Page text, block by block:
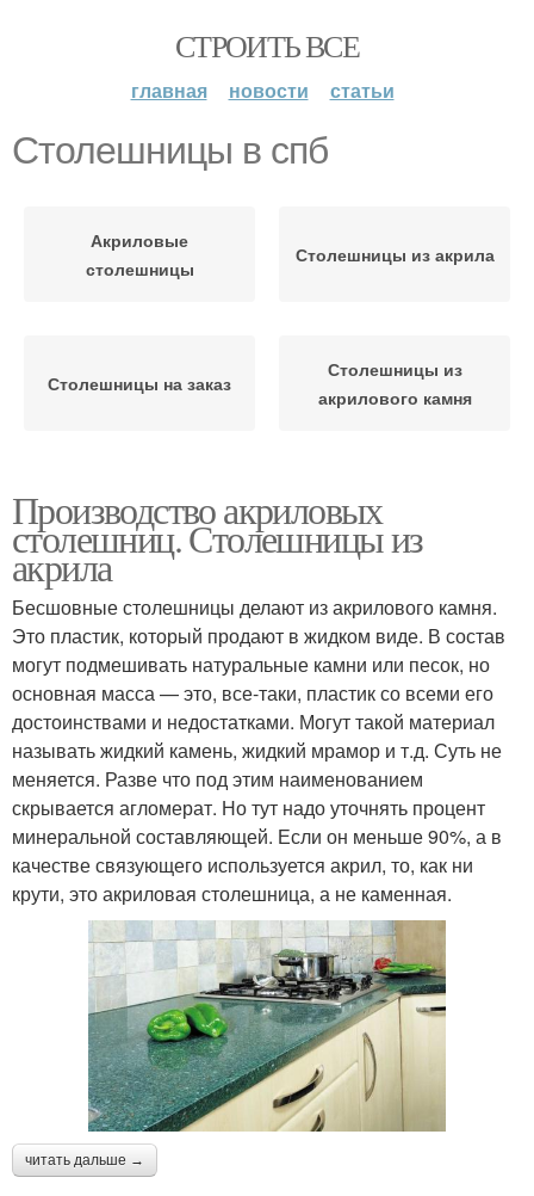
СТРОИТЬ ВСЕ
главная новости статьи
Столешницы в спб
Акриловые
столешницы
Столешницы из акрила
Столешницы на заказ
Столешницы из
акрилового камня
Производство акриловых
столешниц. Столешницы из
акрила
Бесшовные столешницы делают из акрилового камня.
Это пластик, который продают в жидком виде. В состав
могут подмешивать натуральные камни или песок, но
основная масса — это, все-таки, пластик со всеми его
достоинствами и недостатками. Могут такой материал
называть жидкий камень, жидкий мрамор и т.д. Суть не
меняется. Разве что под этим наименованием
скрывается агломерат. Но тут надо уточнять процент
минеральной составляющей. Если он меньше 90%, а в
качестве связующего используется акрил, то, как ни
крути, это акриловая столешница, а не каменная.
читать дальше →